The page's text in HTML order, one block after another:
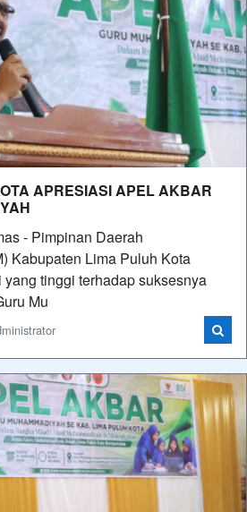
APRESIASI APEL AKBAR
- Pimpinan Daerah
Kabupaten Lima Puluh Kota
tinggi terhadap suksesnya
Mu